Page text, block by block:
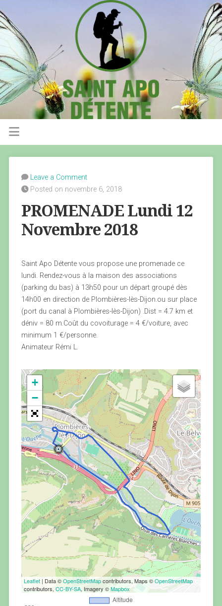
Leave a Comment
Posted on novembre 6, 2018
PROMENADE Lundi 12
Novembre 2018
Saint Apo Détente vous propose une promenade ce
lundi. Rendez-vous à la maison des associations
(parking du bas) à 13h50 pour un départ groupé dès
14h00 en direction de Plombières-lès-Dijon.ou sur place
(port du canal à Plombières-lès-Dijon) .Dist = 4.7 km et
déniv = 80 m.Coût du covoiturage = 4 €/voiture, avec
minimum 1 €/personne.
Animateur Rémi L.
+
−
Leaflet| Data ©OpenStreetMapcontributors, Maps ©OpenStreetMap
contributors, CC-BY-SA, Imagery ©Mapbox